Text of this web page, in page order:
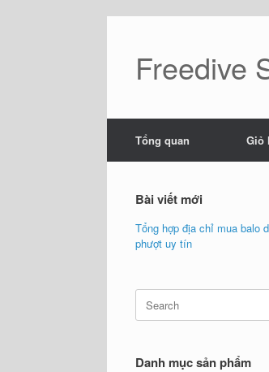
Freedive
Tổng quan Giỏ
Bài viết mới
Tổng hợp địa chỉ mua balo
phượt uy tín
Search
for:
Danh mục sản phẩm